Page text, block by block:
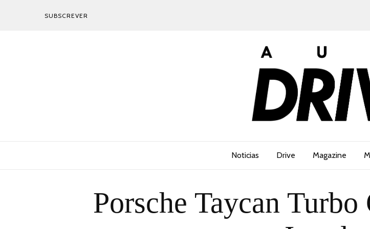
SUBSCREVER
Noticias Drive Magazine
Porsche Taycan